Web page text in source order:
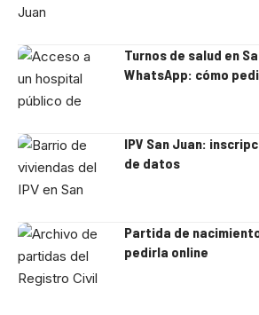
Turnos de salud en
WhatsApp: cómo
IPV San Juan:
de datos
Partida de
pedirla online